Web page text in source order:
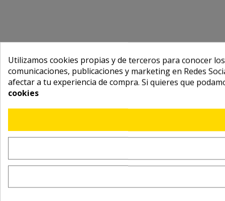
Utilizamos cookies propias y de terceros para conocer
comunicaciones, publicaciones y marketing en Redes
afectar a tu experiencia de compra. Si quieres que
cookies